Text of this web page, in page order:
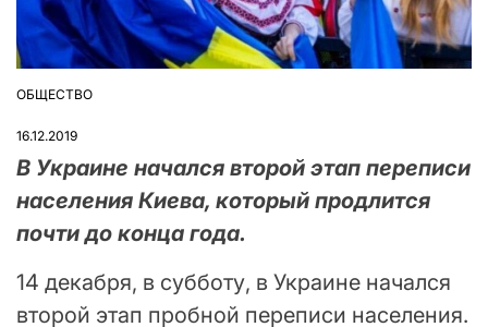
ОПУБЛІКУВАТИ
ОБЩЕСТВО
16.12.2019
В Украине начался второй этап переписи
населения Киева, который продлится
почти до конца года.
14 декабря, в субботу, в Украине начался
второй этап пробной переписи населения.